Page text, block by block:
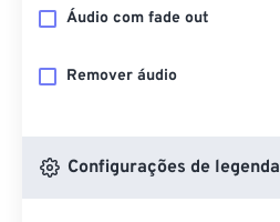
Áudio com fade out
Remover áudio
Configurações de legenda